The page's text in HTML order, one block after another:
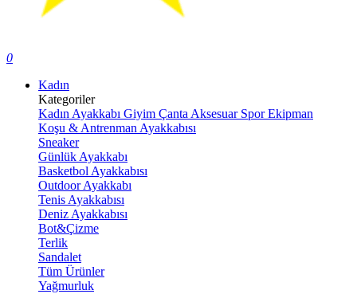
0
Kadın
Kategoriler
Kadın Ayakkabı Giyim Çanta Aksesuar Spor Ekipman
Koşu & Antrenman Ayakkabısı
Sneaker
Günlük Ayakkabı
Basketbol Ayakkabısı
Outdoor Ayakkabı
Tenis Ayakkabısı
Deniz Ayakkabısı
Bot&Çizme
Terlik
Sandalet
Tüm Ürünler
Yağmurluk